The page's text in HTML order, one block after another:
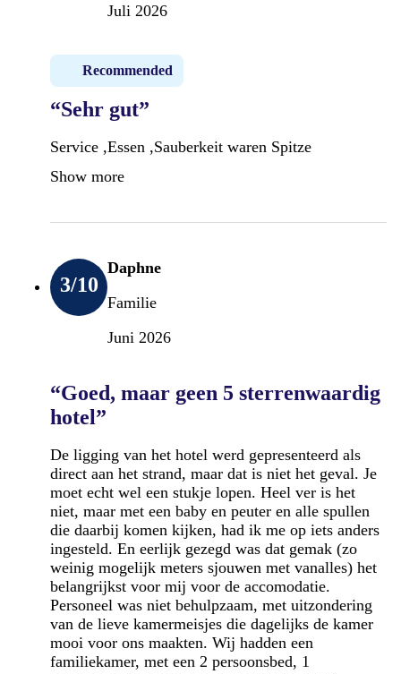
Juli 2026
Recommended
“Sehr gut”
Service ,Essen ,Sauberkeit waren Spitze
Show more
3/10
Daphne
Familie
Juni 2026
“Goed, maar geen 5 sterrenwaardig
hotel”
De ligging van het hotel werd gepresenteerd als
direct aan het strand, maar dat is niet het geval. Je
moet echt wel een stukje lopen. Heel ver is het
niet, maar met een baby en peuter en alle spullen
die daarbij komen kijken, had ik me op iets anders
ingesteld. En eerlijk gezegd was dat gemak (zo
weinig mogelijk meters sjouwen met vanalles) het
belangrijkst voor mij voor de accomodatie.
Personeel was niet behulpzaam, met uitzondering
van de lieve kamermeisjes die dagelijks de kamer
mooi voor ons maakten. Wij hadden een
familiekamer, met een 2 persoonsbed, 1